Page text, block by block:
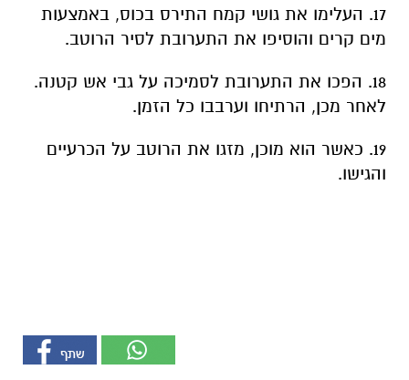
17. העלימו את גושי קמח התירס בכוס, באמצעות
מים קרים והוסיפו את התערובת לסיר הרוטב.
18. הפכו את התערובת לסמיכה על גבי אש קטנה.
לאחר מכן, הרתיחו וערבבו כל הזמן.
19. כאשר הוא מוכן, מזגו את הרוטב על הכרעיים
והגישו.